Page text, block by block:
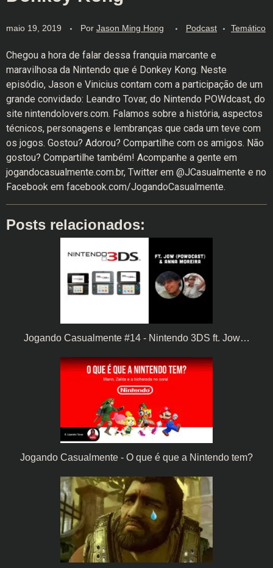
maio 19, 2019 Por Jason Ming Hong Podcast Temático
Chegou a hora de falar dessa franquia marcante e
maravilhosa da Nintendo que é Donkey Kong. Neste
episódio, Jason e Vinicius contam com a participação de um
grande convidado: Leandro Tovar, do Nintendo POWdcast, do
site nintendolovers.com. Falamos sobre a história, aspectos
técnicos, personagens e lembranças que cada um teve com
os jogos. Gostou? Adorou? Compartilhe com os amigos. Não
gostou? Compartilhe também! Acompanhe a gente em
jogandocasualmente.com.br, Twitter em @JCasualmente e no
Facebook em facebook.com/JogandoCasualmente.
Posts relacionados:
Jogando Casualmente #14 - Nintendo 3DS ft. Jow…
Jogando Casualmente - O que é que a Nintendo tem?